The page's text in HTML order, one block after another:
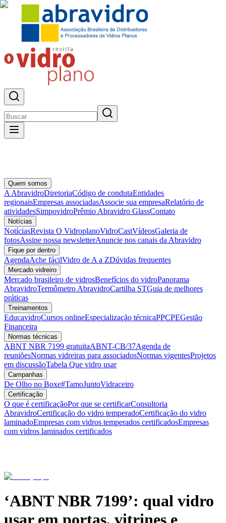
Quem somos
A AbravidroDiretoriaCódigo de condutaEntidades
regionaisEmpresas associadasAssocie sua empresaRelatório de
atividadesSimpovidroPrêmio Abravidro GlassContato
Notícias
NotíciasRevista O VidroplanoVidroCastVídeosGaleria de
fotosAssine nossa newsletterAnuncie nos canais da Abravidro
Fique por dentro
AgendaAche fácilVidro de A a ZDúvidas frequentes
Mercado vidreiro
Mercado brasileiro de vidrosBenefícios do vidroPanorama
AbravidroTermômetro AbravidroCartilha STGuia de melhores
práticas
Treinamentos
EducavidroCursos onlineEspecialização técnicaPPCPEGestão
Financeira
Normas técnicas
ABNT NBR 7199 gratuitaABNT-CB/37Agenda de
reuniõesNormas vidreiras para associadosNormas vigentesProjetos
em discussãoTabela Que vidro usar
Campanhas
De Olho no Boxe#TamoJuntoVidraceiro
Certificação
O que é certificaçãoPor que se certificarConsultoria
AbravidroCertificação do vidro temperadoCertificação do vidro
laminadoEmpresas com vidros temperados certificadosEmpresas
com vidros laminados certificados
‘ABNT NBR 7199’: qual vidro